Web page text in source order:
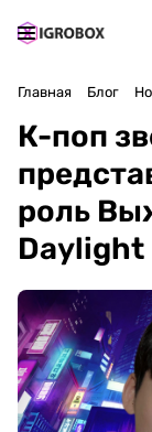
Главная Блог
К-поп
роль
Daylight